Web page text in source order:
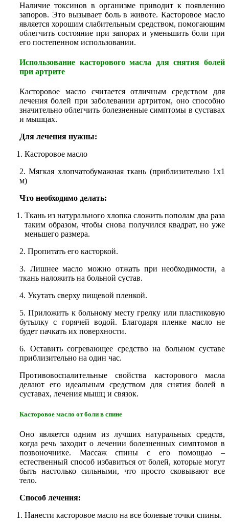
Наличие токсинов в организме приводит к появлению
запоров. Это вызывает боль в животе. Касторовое масло
является хорошим слабительным средством, помогающим
облегчить состояние при запорах и уменьшить боли при
его постепенном использовании.
Использование касторового масла для снятия болей
при артрите
Касторовое масло считается отличным средством для
лечения болей при заболевании артритом, оно способно
значительно облегчить болезненные симптомы в суставах
и мышцах.
Для лечения нужны:
Касторовое масло
2. Мягкая хлопчатобумажная ткань (приблизительно 1х1
м)
Что необходимо делать:
Ткань из натурального хлопка сложить пополам два раза
таким образом, чтобы снова получился квадрат, но уже
меньшего размера.
2. Пропитать его касторкой.
3. Лишнее масло можно отжать при необходимости, а
ткань наложить на больной сустав.
4. Укутать сверху пищевой пленкой.
5. Приложить к больному месту грелку или пластиковую
бутылку с горячей водой. Благодаря пленке масло не
будет пачкать их поверхности.
6. Оставить согревающее средство на больном суставе
приблизительно на один час.
Противовоспалительные свойства касторового масла
делают его идеальным средством для снятия болей в
суставах, лечения мышц и связок.
Касторовое масло от боли в спине
Оно является одним из лучших натуральных средств,
когда речь заходит о лечении болезненных симптомов в
позвоночнике. Массаж спины с его помощью –
естественный способ избавиться от болей, которые могут
быть настолько сильными, что просто сковывают все
тело.
Способ лечения:
Нанести касторовое масло на все болевые точки спины.